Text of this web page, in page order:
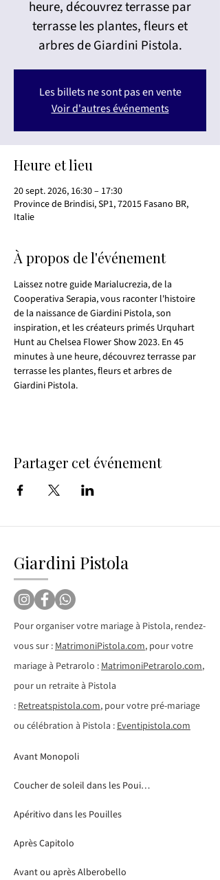
heure, découvrez terrasse par
terrasse les plantes, fleurs et
arbres de Giardini Pistola.
Les billets ne sont pas en vente
Voir d'autres événements
Heure et lieu
20 sept. 2026, 16:30 – 17:30
Province de Brindisi, SP1, 72015 Fasano BR,
Italie
À propos de l'événement
Laissez notre guide Marialucrezia, de la
Cooperativa Serapia, vous raconter l'histoire
de la naissance de Giardini Pistola, son
inspiration, et les créateurs primés Urquhart
Hunt au Chelsea Flower Show 2023. En 45
minutes à une heure, découvrez terrasse par
terrasse les plantes, fleurs et arbres de
Giardini Pistola.
Partager cet événement
Giardini Pistola
Pour organiser votre mariage à Pistola, rendez-
vous sur :MatrimoniPistola.com, pour votre
mariage à Petrarolo :MatrimoniPetrarolo.com,
pour un retraite à Pistola
:Retreatspistola.com, pour votre pré-mariage
ou célébration à Pistola :Eventipistola.com
Avant Monopoli
Coucher de soleil dans les Pouilles
Apéritivo dans les Pouilles
Après Capitolo
Avant ou après Alberobello